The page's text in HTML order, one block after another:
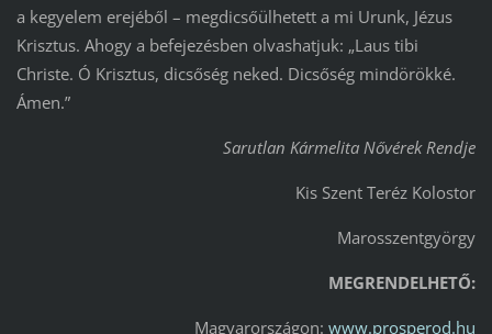
a kegyelem erejéből – megdicsőülhetett a mi Urunk, Jézus
Krisztus. Ahogy a befejezésben olvashatjuk: „Laus tibi
Christe. Ó Krisztus, dicsőség neked. Dicsőség mindörökké.
Ámen.”
Sarutlan Kármelita Nővérek Rendje
Kis Szent Teréz Kolostor
Marosszentgyörgy
MEGRENDELHETŐ:
Magyarországon:www.prosperod.hu